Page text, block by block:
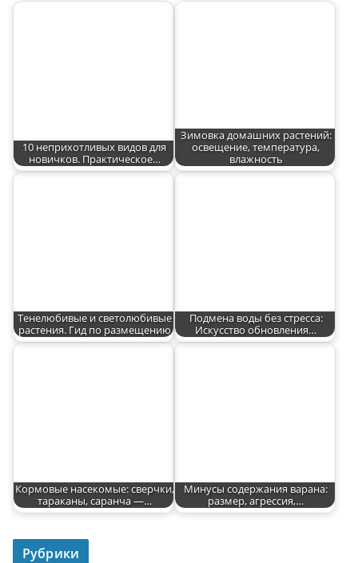
10 неприхотливых видов для
новичков. Практическое…
Зимовка домашних растений:
освещение, температура,
влажность
Тенелюбивые и светолюбивые
растения. Гид по размещению
Подмена воды без стресса:
Искусство обновления…
Кормовые насекомые: сверчки,
тараканы, саранча —…
Минусы содержания варана:
размер, агрессия,…
Рубрики